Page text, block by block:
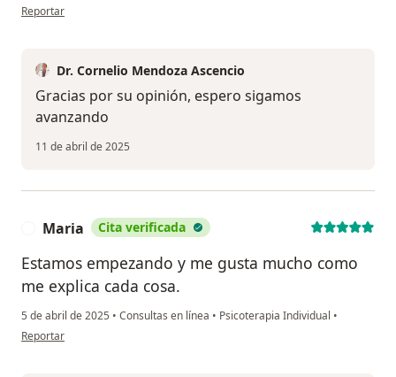
en opinión del usuario Isabella
Reportar
Dr. Cornelio Mendoza Ascencio
Gracias por su opinión, espero sigamos
avanzando
11 de abril de 2025
Maria Cita verificada
Estamos empezando y me gusta mucho como
me explica cada cosa.
5 de abril de 2025 • Consultas en línea • Psicoterapia Individual •
en opinión del usuario Maria
Reportar